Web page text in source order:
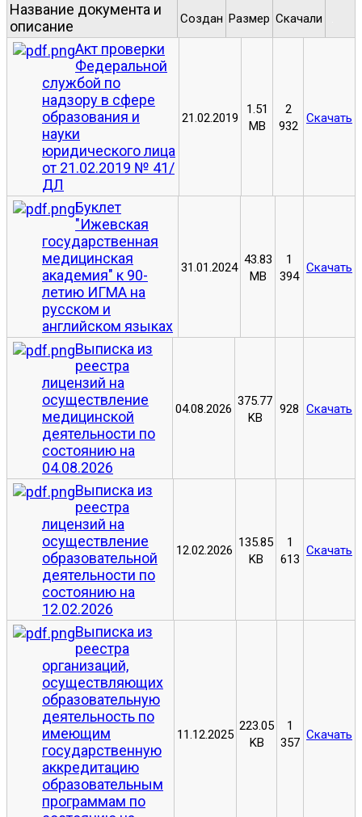
Название документа и
описание
Создан Размер Скачали
Акт проверки
Федеральной
службой по
надзору в сфере
образования и
науки
юридического лица
от 21.02.2019 № 41/
ДЛ
21.02.2019
1.51
MB
2
932
Скачать
Буклет
"Ижевская
государственная
медицинская
академия" к 90-
летию ИГМА на
русском и
английском языках
31.01.2024
43.83
MB
1
394
Скачать
Выписка из
реестра
лицензий на
осуществление
медицинской
деятельности по
состоянию на
04.08.2026
04.08.2026
375.77
KB
928 Скачать
Выписка из
реестра
лицензий на
осуществление
образовательной
деятельности по
состоянию на
12.02.2026
12.02.2026
135.85
KB
1
613
Скачать
Выписка из
реестра
организаций,
осуществляющих
образовательную
деятельность по
имеющим
государственную
аккредитацию
образовательным
программам по
11.12.2025
223.05
KB
1
357
Скачать